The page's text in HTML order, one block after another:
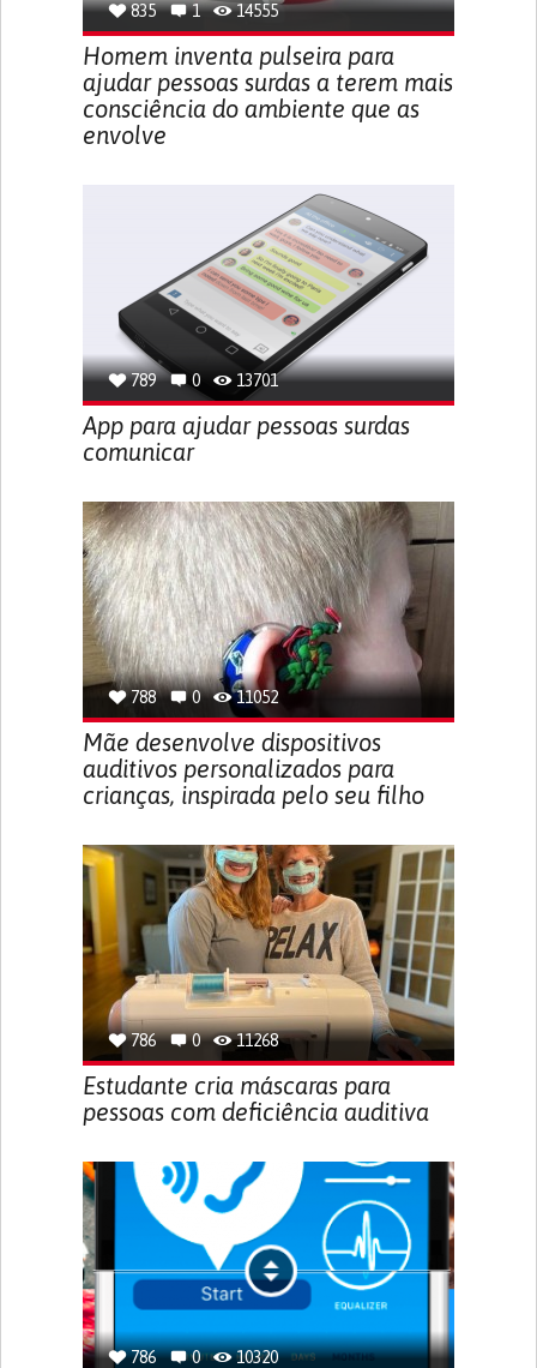
835 1 14555
Homem inventa pulseira para
ajudar pessoas surdas a terem mais
consciência do ambiente que as
envolve
789 0 13701
App para ajudar pessoas surdas
comunicar
788 0 11052
Mãe desenvolve dispositivos
auditivos personalizados para
crianças, inspirada pelo seu filho
786 0 11268
Estudante cria máscaras para
pessoas com deficiência auditiva
786 0 10320